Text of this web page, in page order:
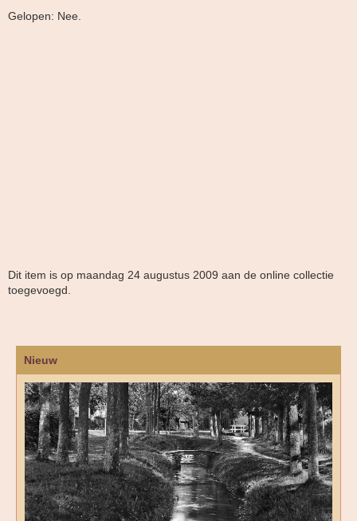
Gelopen: Nee.
Dit item is op maandag 24 augustus 2009 aan de online collectie
toegevoegd.
Nieuw